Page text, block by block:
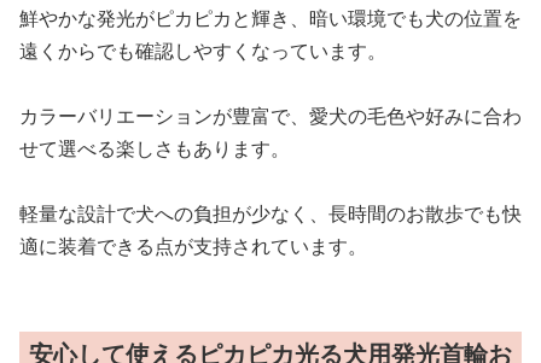
鮮やかな発光がピカピカと輝き、暗い環境でも犬の位置を
遠くからでも確認しやすくなっています。
カラーバリエーションが豊富で、愛犬の毛色や好みに合わ
せて選べる楽しさもあります。
軽量な設計で犬への負担が少なく、長時間のお散歩でも快
適に装着できる点が支持されています。
安心して使えるピカピカ光る犬用発光首輪お